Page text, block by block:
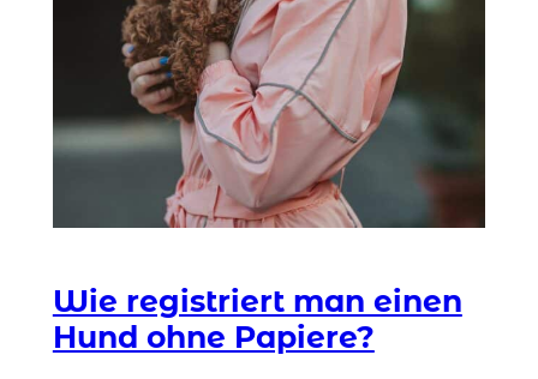
Wie registriert man einen
Hund ohne Papiere?